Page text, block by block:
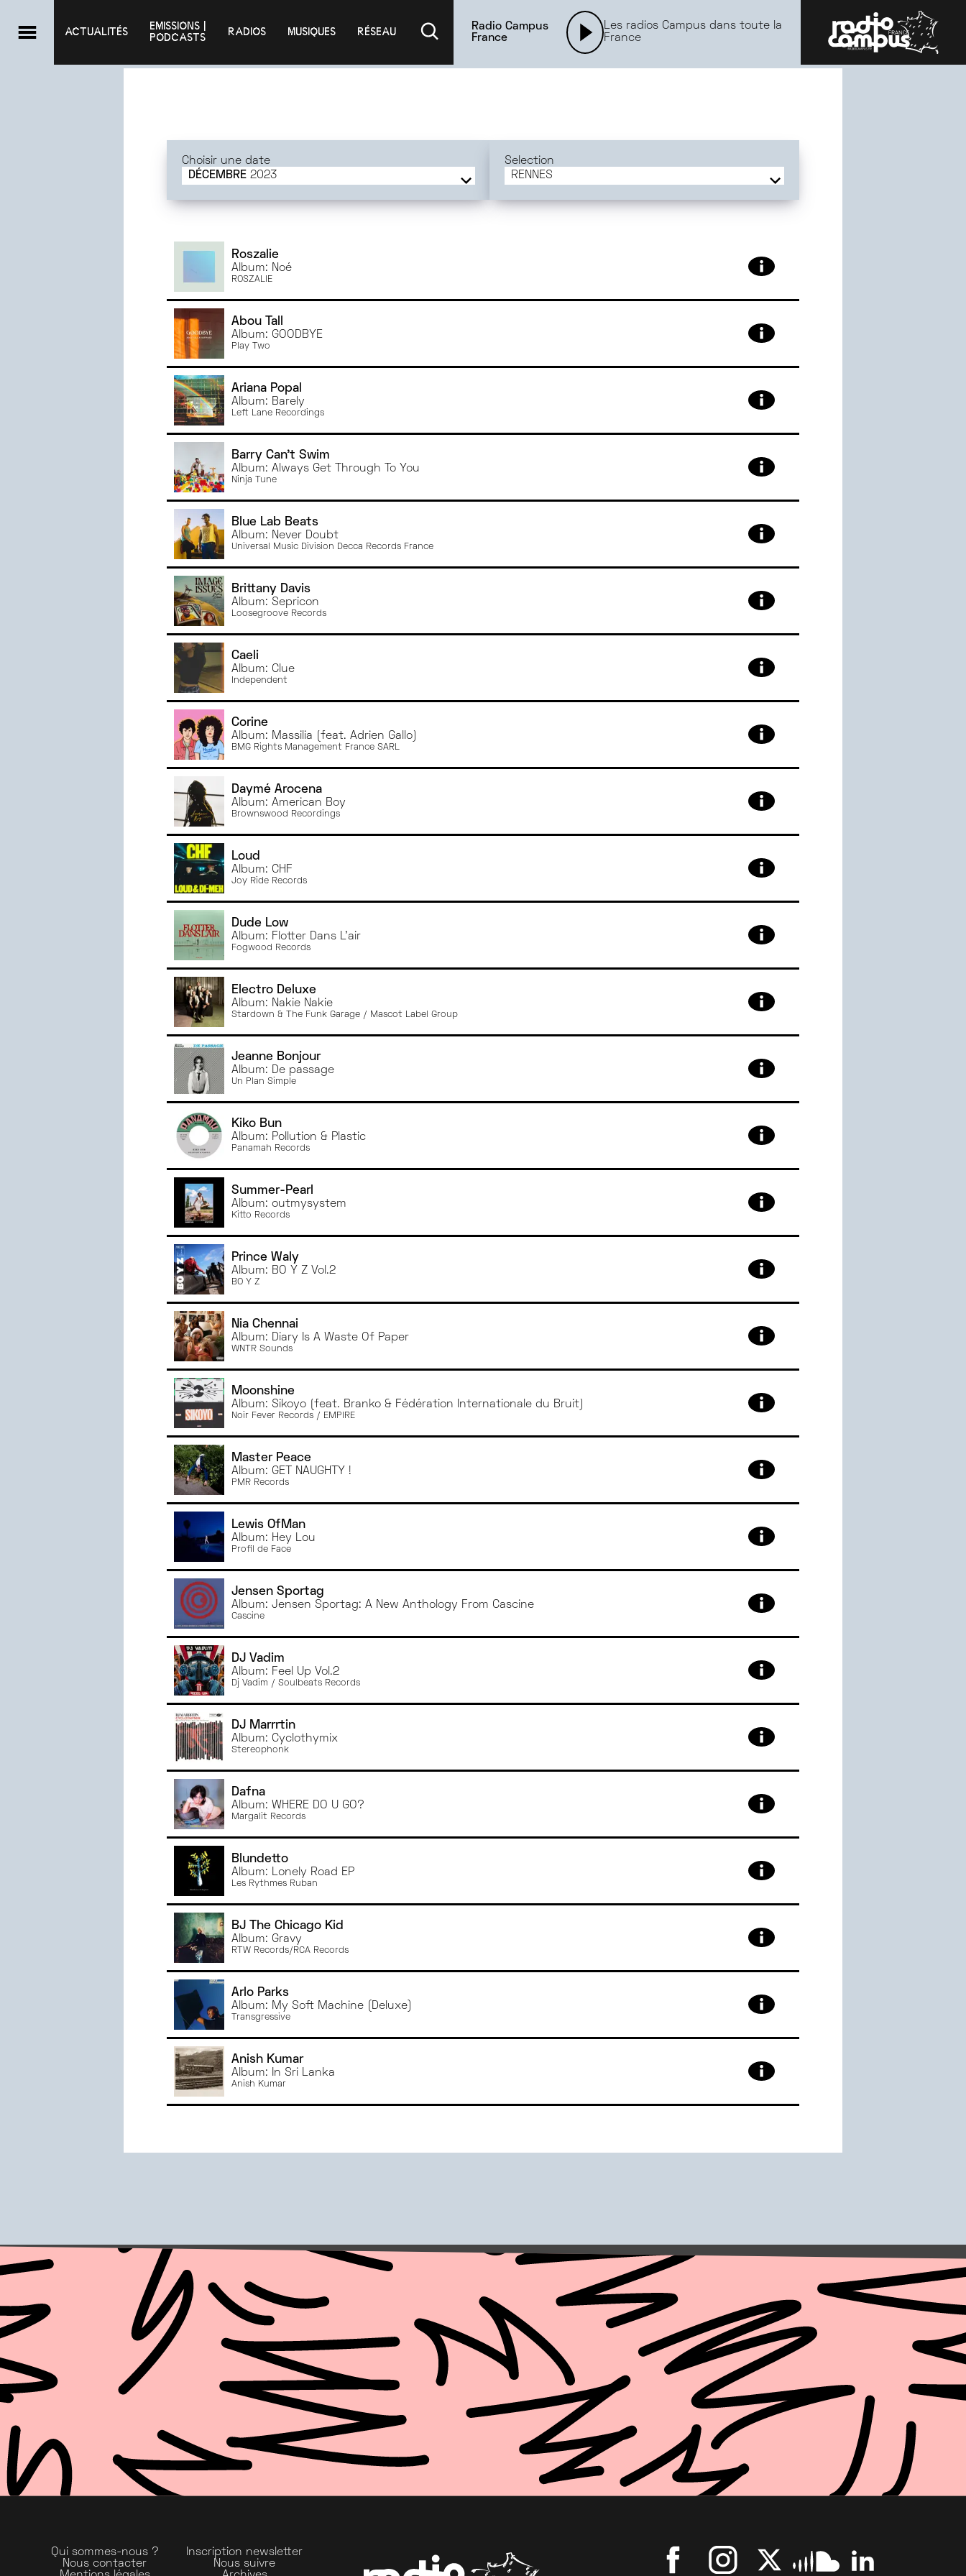
ACTUALITÉS
EMISSIONS |
PODCASTS
RADIOS MUSIQUES RÉSEAU
Radio Campus
France
Les radios Campus dans toute la
France
Choisir une date
DÉCEMBRE2023
MARS
2025
2025
DÉCEMBRE
NOVEMBRE2024
OCTOBRE2024
JUIN2024
MAI2024
AVRIL2024
MARS2024
FÉVRIER
2024
JANVIER2024
DÉCEMBRE
NOVEMBRE
OCTOBRE 2023
SEPTEMBRE2023
JUIN2023
MAI2023
AVRIL2023
MARS2023
FÉVRIER
JANVIER 2023
JUIN
2022
MAI2022
AVRIL2022
MARS2022
Selection
RENNES
Roszalie
Album: Noé
ROSZALIE
Abou Tall
Album: GOODBYE
Play Two
Ariana Popal
Album: Barely
Left Lane Recordings
Barry Can't Swim
Album: Always Get Through To You
Ninja Tune
Blue Lab Beats
Album: Never Doubt
Universal Music Division Decca Records France
Brittany Davis
Album: Sepricon
Loosegroove Records
Caeli
Album: Clue
Independent
Corine
Album: Massilia (feat. Adrien Gallo)
BMG Rights Management France SARL
Daymé Arocena
Album: American Boy
Brownswood Recordings
Loud
Album: CHF
Joy Ride Records
Dude Low
Album: Flotter Dans L'air
Fogwood Records
Electro Deluxe
Album: Nakie Nakie
Stardown & The Funk Garage / Mascot Label Group
Jeanne Bonjour
Album: De passage
Un Plan Simple
Kiko Bun
Album: Pollution & Plastic
Panamah Records
Summer-Pearl
Album: outmysystem
Kitto Records
Prince Waly
Album: BO Y Z Vol.2
BO Y Z
Nia Chennai
Album: Diary Is A Waste Of Paper
WNTR Sounds
Moonshine
Album: Sikoyo (feat. Branko & Fédération Internationale du Bruit)
Noir Fever Records / EMPIRE
Master Peace
Album: GET NAUGHTY !
PMR Records
Lewis OfMan
Album: Hey Lou
Profil de Face
Jensen Sportag
Album: Jensen Sportag: A New Anthology From Cascine
Cascine
DJ Vadim
Album: Feel Up Vol.2
Dj Vadim / Soulbeats Records
DJ Marrrtin
Album: Cyclothymix
Stereophonk
Dafna
Album: WHERE DO U GO?
Margalit Records
Blundetto
Album: Lonely Road EP
Les Rythmes Ruban
BJ The Chicago Kid
Album: Gravy
RTW Records/RCA Records
Arlo Parks
Album: My Soft Machine (Deluxe)
Transgressive
Anish Kumar
Album: In Sri Lanka
Anish Kumar
Qui sommes-nous ?
Nous contacter
Inscription newsletter
Nous suivre